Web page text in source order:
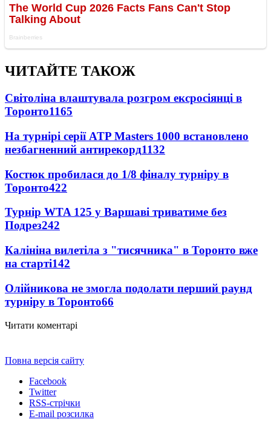
ЧИТАЙТЕ ТАКОЖ
Світоліна влаштувала розгром ексросіянці в
Торонто1165
На турнірі серії ATP Masters 1000 встановлено
незбагненний антирекорд1132
Костюк пробилася до 1/8 фіналу турніру в
Торонто422
Турнір WTA 125 у Варшаві триватиме без
Подрез242
Калініна вилетіла з "тисячника" в Торонто вже
на старті142
Олійникова не змогла подолати перший раунд
турніру в Торонто66
Читати коментарі
Повна версія сайту
Facebook
Twitter
RSS-стрічки
E-mail розсилка